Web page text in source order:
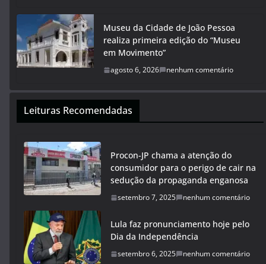
Museu da Cidade de João Pessoa
realiza primeira edição do “Museu
em Movimento”
agosto 6, 2026 nenhum comentário
Leituras Recomendadas
Procon-JP chama a atenção do
consumidor para o perigo de cair na
sedução da propaganda enganosa
setembro 7, 2025 nenhum comentário
Lula faz pronunciamento hoje pelo
Dia da Independência
setembro 6, 2025 nenhum comentário